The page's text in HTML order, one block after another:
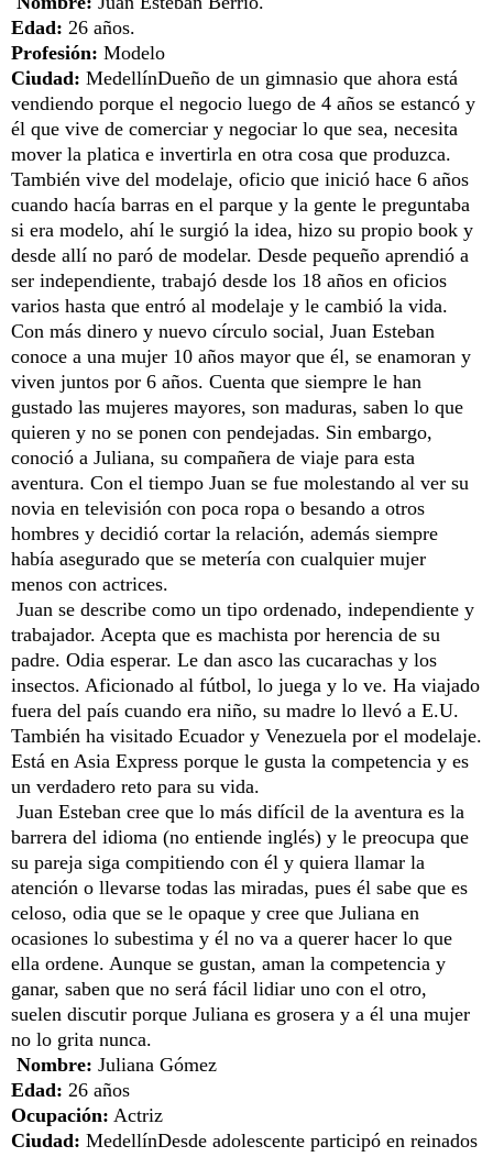
Edad: 26 años.
Profesión: Modelo
Ciudad: MedellínDueño de un gimnasio que ahora está
vendiendo porque el negocio luego de 4 años se estancó y
él que vive de comerciar y negociar lo que sea, necesita
mover la platica e invertirla en otra cosa que produzca.
También vive del modelaje, oficio que inició hace 6 años
cuando hacía barras en el parque y la gente le preguntaba
si era modelo, ahí le surgió la idea, hizo su propio book y
desde allí no paró de modelar. Desde pequeño aprendió a
ser independiente, trabajó desde los 18 años en oficios
varios hasta que entró al modelaje y le cambió la vida.
Con más dinero y nuevo círculo social, Juan Esteban
conoce a una mujer 10 años mayor que él, se enamoran y
viven juntos por 6 años. Cuenta que siempre le han
gustado las mujeres mayores, son maduras, saben lo que
quieren y no se ponen con pendejadas. Sin embargo,
conoció a Juliana, su compañera de viaje para esta
aventura. Con el tiempo Juan se fue molestando al ver su
novia en televisión con poca ropa o besando a otros
hombres y decidió cortar la relación, además siempre
había asegurado que se metería con cualquier mujer
menos con actrices.
Juan se describe como un tipo ordenado, independiente y
trabajador. Acepta que es machista por herencia de su
padre. Odia esperar. Le dan asco las cucarachas y los
insectos. Aficionado al fútbol, lo juega y lo ve. Ha viajado
fuera del país cuando era niño, su madre lo llevó a E.U.
También ha visitado Ecuador y Venezuela por el modelaje.
Está en Asia Express porque le gusta la competencia y es
un verdadero reto para su vida.
Juan Esteban cree que lo más difícil de la aventura es la
barrera del idioma (no entiende inglés) y le preocupa que
su pareja siga compitiendo con él y quiera llamar la
atención o llevarse todas las miradas, pues él sabe que es
celoso, odia que se le opaque y cree que Juliana en
ocasiones lo subestima y él no va a querer hacer lo que
ella ordene. Aunque se gustan, aman la competencia y
ganar, saben que no será fácil lidiar uno con el otro,
suelen discutir porque Juliana es grosera y a él una mujer
no lo grita nunca.
Nombre: Juliana Gómez
Edad: 26 años
Ocupación: Actriz
Ciudad: MedellínDesde adolescente participó en reinados